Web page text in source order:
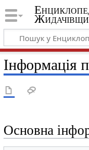
Інформація
Основна